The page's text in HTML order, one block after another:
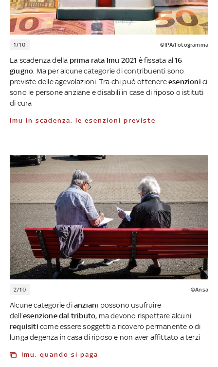
1/10 ©IPA/Fotogramma
La scadenza della prima rata Imu 2021 è fissata al16
giugno . Ma per alcune categorie di contribuenti sono
previste delle agevolazioni. Tra chi può ottenereesenzioni ci
sono le persone anziane e disabili in case di riposo o istituti
di cura
Imu in scadenza, le esenzioni previste
2/10 ©Ansa
Alcune categorie dianziani possono usufruire
dell’esenzione dal tributo, ma devono rispettare alcuni
requisiticome essere soggetti a ricovero permanente o di
lunga degenza in casa di riposo e non aver affittato a terzi
Imu, quando si paga